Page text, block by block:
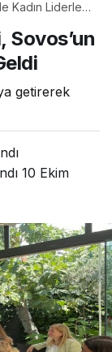
Kadın Liderleri,
Sovos’un
getirerek
10 Ekim